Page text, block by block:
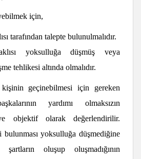
için,
tarafından talepte bulunulmalıdır.
yoksulluğa düşmüş veya
tehlikesi altında olmalıdır.
geçinebilmesi için gereken
yardımı olmaksızın
ve objektif olarak değerlendirilir.
yoksulluğa düşmediğine
oluşup oluşmadığının